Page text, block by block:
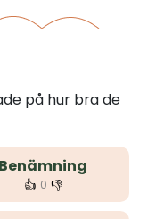
på hur bra de
Benämning
👍 0 👎